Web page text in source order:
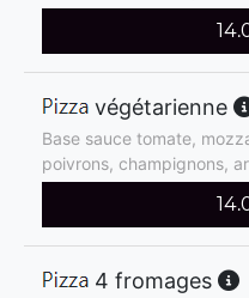
végétarienne
Base sauce tomate,
poivrons, champignons,
4 fromages